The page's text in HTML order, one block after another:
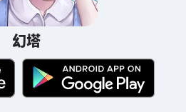
幻塔